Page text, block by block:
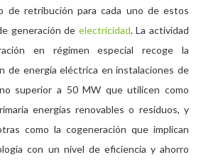
de retribución para cada uno de estos
generación de electricidad. La actividad
en régimen especial recoge la
de energía eléctrica en instalaciones de
superior a 50 MW que utilicen como
energías renovables o residuos, y
como la cogeneración que implican
con un nivel de eficiencia y ahorro